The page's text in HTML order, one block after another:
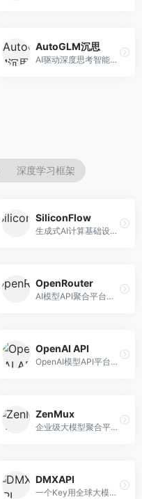
AutoGLM沉思
AI驱动深度思考智能体，专注于复杂推理任务。面向高级用户，提供深度分析、逻辑推理、决策支持等服务，推理能力强。
深度学习框架
SiliconFlow
生成式AI计算基础设施平台，专注于模型推理服务。面向开发者和企业，提供多模型API、高性能推理、成本优化等服务，推理性价比高。
OpenRouter
AI模型API聚合平台，整合多种主流大模型。面向开发者，提供统一API接口、模型对比、成本优化等服务，模型选择灵活。
OpenAI API
OpenAI模型API平台，提供GPT系列模型服务。面向开发者，提供模型API、微调服务、Assistants API等，是AI开发领域的基础设施。
ZenMux
企业级大模型聚合平台，专注于企业AI服务。面向企业用户，提供多模型管理、安全合规、成本优化等服务，企业级功能完善。
DMXAPI
一个Key用全球大模型的聚合平台。面向开发者，提供多模型统一API、简化接入、成本控制等服务，接入便捷。